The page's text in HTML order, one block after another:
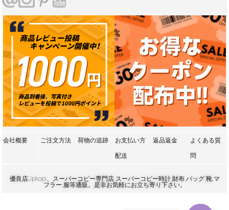
会社概要 ご注文方法 荷物の追跡 お支払い方
配送
返品返金 よくある質
問
優良店Jpkopi、スーパーコピー専門店,スーパーコピー時計,財布,バッグ,靴,マ
フラー,服等通販。是非お気軽にお立ち寄り下さい。